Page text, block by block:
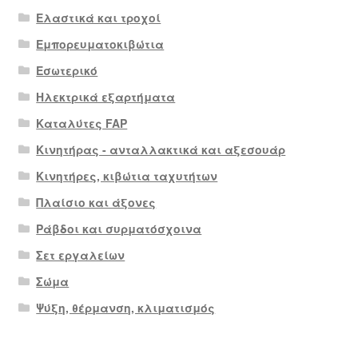
Ελαστικά και τροχοί
Εμπορευματοκιβώτια
Εσωτερικό
Ηλεκτρικά εξαρτήματα
Καταλύτες FAP
Κινητήρας - ανταλλακτικά και αξεσουάρ
Κινητήρες, κιβώτια ταχυτήτων
Πλαίσιο και άξονες
Ράβδοι και συρματόσχοινα
Σετ εργαλείων
Σώμα
Ψύξη, θέρμανση, κλιματισμός